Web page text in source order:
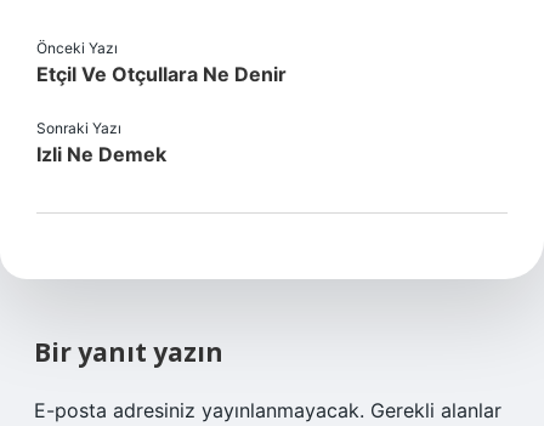
Önceki Yazı
Etçil Ve Otçullara Ne Denir
Sonraki Yazı
Izli Ne Demek
Bir yanıt yazın
E-posta adresiniz yayınlanmayacak. Gerekli alanlar